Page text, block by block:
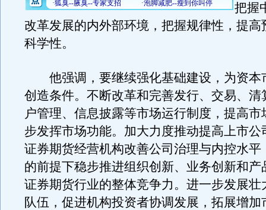
把握
改革发展的内外部环境，把握规律性，提高
科学性。
他强调，要继续强化基础建设，为资本
创造条件。不断改革和完善发行、交易、清
户管理、信息披露等市场运行制度，提高市
步发挥市场功能。加大力度推动提高上市公
证券期货经营机构改善公司治理与内控水平
的前提下稳步推进组织创新、业务创新和产
证券期货行业的整体竞争力。进一步发展壮
队伍，促进机构投资者协调发展，拓展增加